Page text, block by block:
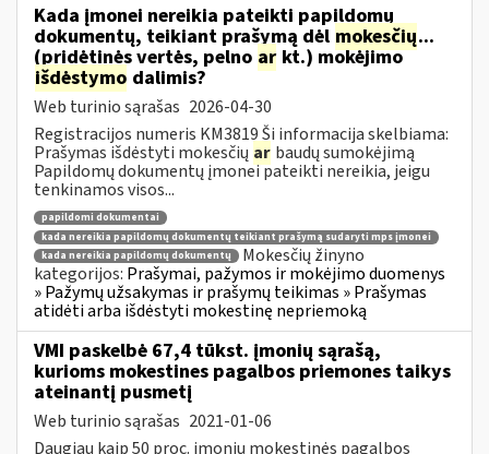
Kada įmonei nereikia pateikti papildomų
dokumentų, teikiant prašymą dėl mokesčių...
(pridėtinės vertės, pelno ar kt.) mokėjimo
išdėstymo dalimis?
Web turinio sąrašas 2026-04-30
Registracijos numeris KM3819 Ši informacija skelbiama:
Prašymas išdėstyti mokesčių ar baudų sumokėjimą
Papildomų dokumentų įmonei pateikti nereikia, jeigu
tenkinamos visos...
papildomi dokumentai
kada nereikia papildomų dokumentų teikiant prašymą sudaryti mps įmonei
kada nereikia papildomų dokumentų
Mokesčių žinyno
kategorijos: Prašymai, pažymos ir mokėjimo duomenys
» Pažymų užsakymas ir prašymų teikimas » Prašymas
atidėti arba išdėstyti mokestinę nepriemoką
VMI paskelbė 67,4 tūkst. įmonių sąrašą,
kurioms mokestines pagalbos priemones taikys
ateinantį pusmetį
Web turinio sąrašas 2021-01-06
Daugiau kaip 50 proc. įmonių mokestinės pagalbos